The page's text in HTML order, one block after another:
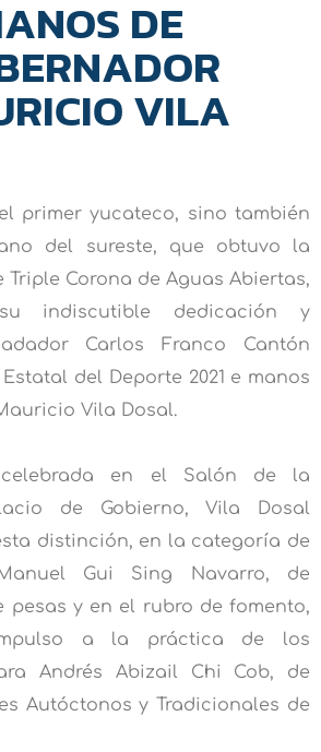
DE
VILA
primer yucateco, sino también
del sureste, que obtuvo la
Corona de Aguas Abiertas,
indiscutible dedicación y
Carlos Franco Cantón
del Deporte 2021 e manos
Vila Dosal.
celebrada en el Salón de la
de Gobierno, Vila Dosal
distinción, en la categoría de
Gui Sing Navarro, de
pesas y en el rubro de fomento,
a la práctica de los
Andrés Abizail Chi Cob, de
Autóctonos y Tradicionales de